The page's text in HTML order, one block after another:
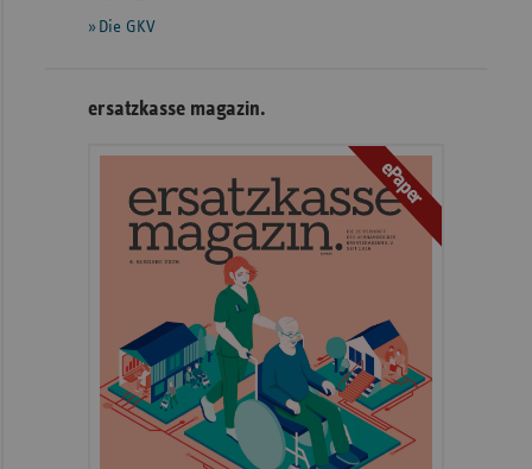
Die GKV
ersatzkasse magazin.
ePaper